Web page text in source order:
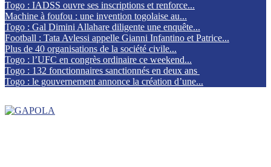
Togo : IADSS ouvre ses inscriptions et renforce...
Machine à foufou : une invention togolaise au...
Togo : Gal Dimini Allahare diligente une enquête...
Football : Tata Avlessi appelle Gianni Infantino et Patrice...
Plus de 40 organisations de la société civile...
Togo : l’UFC en congrès ordinaire ce weekend...
Togo : 132 fonctionnaires sanctionnés en deux ans
Togo : le gouvernement annonce la création d’une...